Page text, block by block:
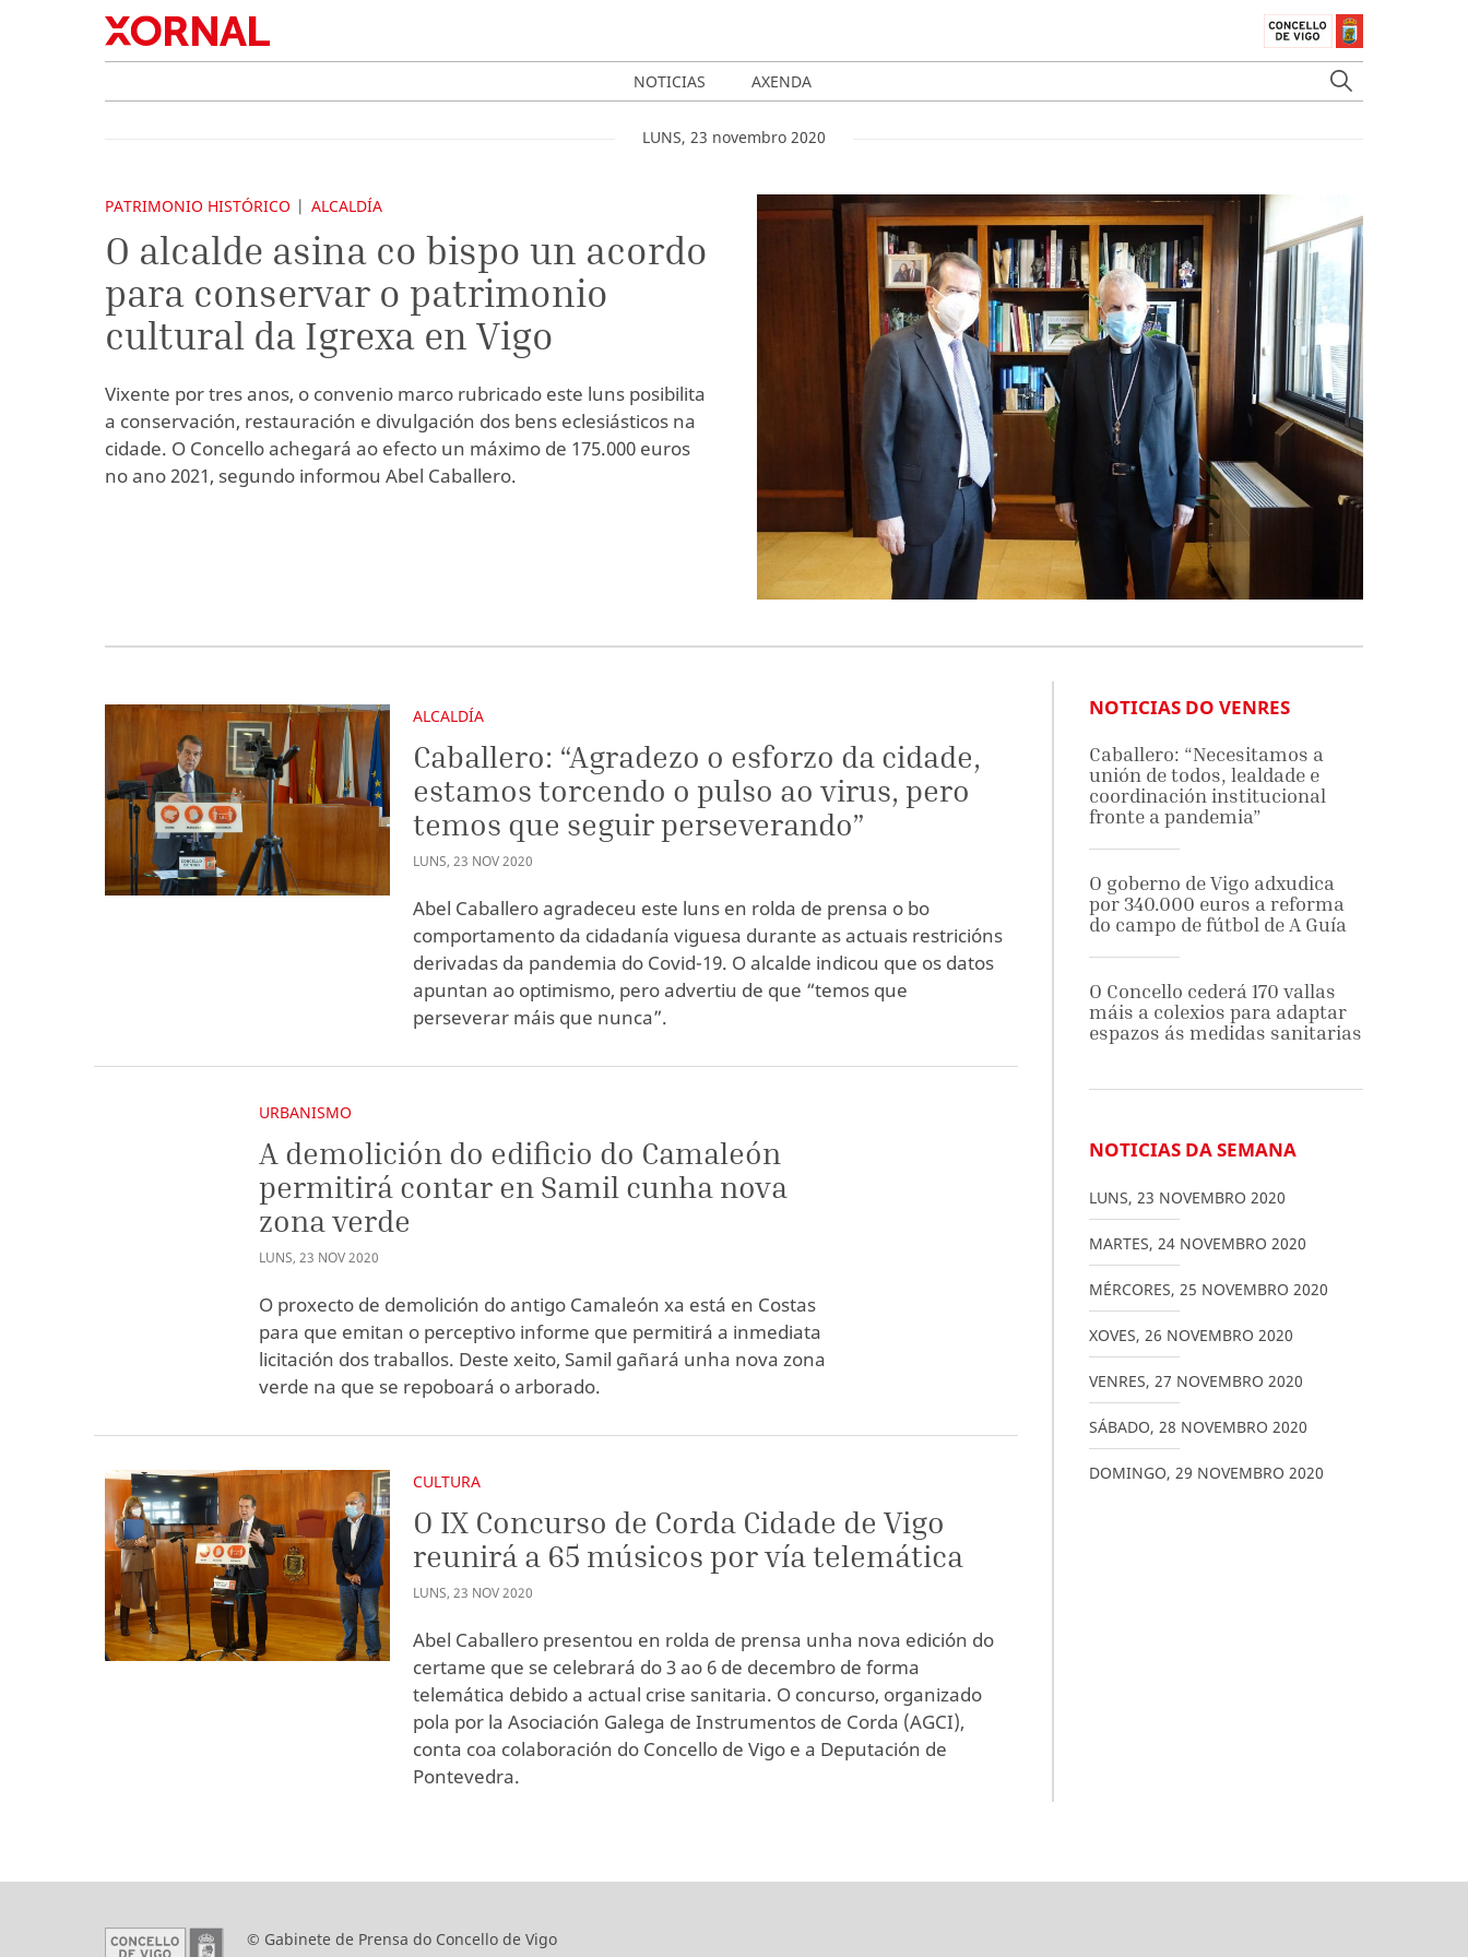
NOTICIAS AXENDA
LUNS, 23 novembro 2020
PATRIMONIO HISTÓRICO ALCALDÍA
O alcalde asina co bispo un acordo
para conservar o patrimonio
cultural da Igrexa en Vigo
Vixente por tres anos, o convenio marco rubricado este luns posibilita
a conservación, restauración e divulgación dos bens eclesiásticos na
cidade. O Concello achegará ao efecto un máximo de 175.000 euros
no ano 2021, segundo informou Abel Caballero.
ALCALDÍA
Caballero: “Agradezo o esforzo da cidade,
estamos torcendo o pulso ao virus, pero
temos que seguir perseverando”
LUNS,23 NOV2020
Abel Caballero agradeceu este luns en rolda de prensa o bo
comportamento da cidadanía viguesa durante as actuais restricións
derivadas da pandemia do Covid-19. O alcalde indicou que os datos
apuntan ao optimismo, pero advertiu de que “temos que
perseverar máis que nunca”.
URBANISMO
A demolición do edificio do Camaleón
permitirá contar en Samil cunha nova
zona verde
LUNS,23 NOV2020
O proxecto de demolición do antigo Camaleón xa está en Costas
para que emitan o perceptivo informe que permitirá a inmediata
licitación dos traballos. Deste xeito, Samil gañará unha nova zona
verde na que se repoboará o arborado.
CULTURA
O IX Concurso de Corda Cidade de Vigo
reunirá a 65 músicos por vía telemática
LUNS,23 NOV2020
Abel Caballero presentou en rolda de prensa unha nova edición do
certame que se celebrará do 3 ao 6 de decembro de forma
telemática debido a actual crise sanitaria. O concurso, organizado
pola por la Asociación Galega de Instrumentos de Corda (AGCI),
conta coa colaboración do Concello de Vigo e a Deputación de
Pontevedra.
NOTICIAS DO VENRES
Caballero: “Necesitamos a
unión de todos, lealdade e
coordinación institucional
fronte a pandemia”
O goberno de Vigo adxudica
por 340.000 euros a reforma
do campo de fútbol de A Guía
O Concello cederá 170 vallas
máis a colexios para adaptar
espazos ás medidas sanitarias
NOTICIAS DA SEMANA
LUNS, 23 NOVEMBRO 2020
MARTES, 24 NOVEMBRO 2020
MÉRCORES, 25 NOVEMBRO 2020
XOVES, 26 NOVEMBRO 2020
VENRES, 27 NOVEMBRO 2020
SÁBADO, 28 NOVEMBRO 2020
DOMINGO, 29 NOVEMBRO 2020
© Gabinete de Prensa do Concello de Vigo